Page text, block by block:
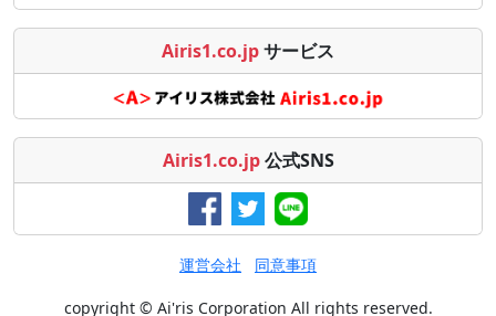
Airis1.co.jpサービス
Airis1.co.jp 公式SNS
運営会社 同意事項
copyright © Ai'ris Corporation All rights reserved.